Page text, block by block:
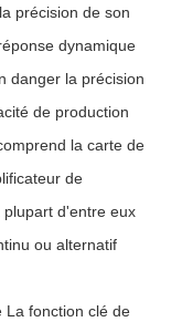
précision de son
dynamique
danger la précision
de production
la carte de
de
plupart d'entre eux
ou alternatif
La fonction clé de